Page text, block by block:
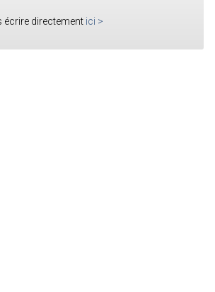
écrire directement ici >